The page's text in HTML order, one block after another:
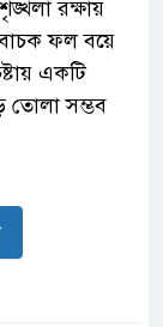
রক্ষায়
ফল বয়ে
একটি
তোলা সম্ভব